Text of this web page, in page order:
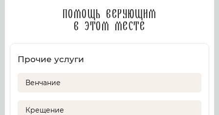
Помощь верующим
в этом месте
Прочие услуги
Венчание
Крещение